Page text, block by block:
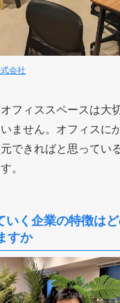
会社
フィススペースは大
ません。オフィスに
できればと思ってい
。
いく企業の特徴は
すか